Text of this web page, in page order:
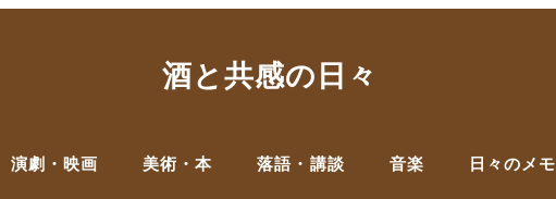
酒と共感の日々
演劇・映画 美術・本 落語・講談 音楽 日々のメモ